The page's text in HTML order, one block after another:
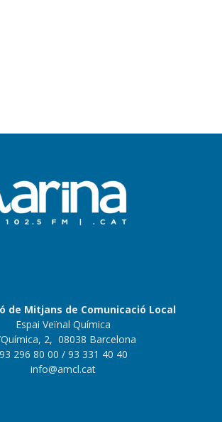
de Mitjans de Comunicació Local
Espai Veïnal Química
2, 08038 Barcelona
93 296 80 00 / 93 331 40 40
info@amcl.cat